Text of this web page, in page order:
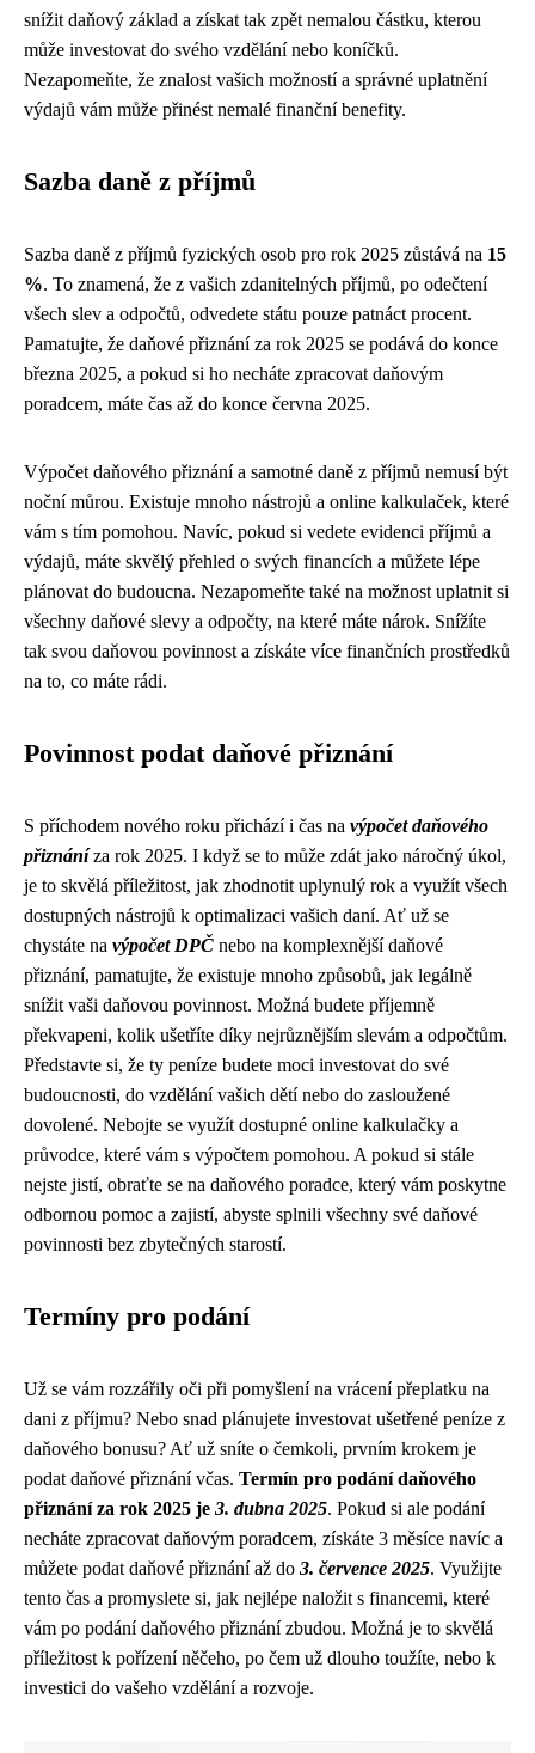
snížit daňový základ a získat tak zpět nemalou částku, kterou
může investovat do svého vzdělání nebo koníčků.
Nezapomeňte, že znalost vašich možností a správné uplatnění
výdajů vám může přinést nemalé finanční benefity.
Sazba daně z příjmů
Sazba daně z příjmů fyzických osob pro rok 2025 zůstává na 15
%. To znamená, že z vašich zdanitelných příjmů, po odečtení
všech slev a odpočtů, odvedete státu pouze patnáct procent.
Pamatujte, že daňové přiznání za rok 2025 se podává do konce
března 2025, a pokud si ho necháte zpracovat daňovým
poradcem, máte čas až do konce června 2025.
Výpočet daňového přiznání a samotné daně z příjmů nemusí být
noční můrou. Existuje mnoho nástrojů a online kalkulaček, které
vám s tím pomohou. Navíc, pokud si vedete evidenci příjmů a
výdajů, máte skvělý přehled o svých financích a můžete lépe
plánovat do budoucna. Nezapomeňte také na možnost uplatnit si
všechny daňové slevy a odpočty, na které máte nárok. Snížíte
tak svou daňovou povinnost a získáte více finančních prostředků
na to, co máte rádi.
Povinnost podat daňové přiznání
S příchodem nového roku přichází i čas na výpočet daňového
přiznáníza rok 2025. I když se to může zdát jako náročný úkol,
je to skvělá příležitost, jak zhodnotit uplynulý rok a využít všech
dostupných nástrojů k optimalizaci vašich daní. Ať už se
chystáte na výpočet DPČ nebo na komplexnější daňové
přiznání, pamatujte, že existuje mnoho způsobů, jak legálně
snížit vaši daňovou povinnost. Možná budete příjemně
překvapeni, kolik ušetříte díky nejrůznějším slevám a odpočtům.
Představte si, že ty peníze budete moci investovat do své
budoucnosti, do vzdělání vašich dětí nebo do zasloužené
dovolené. Nebojte se využít dostupné online kalkulačky a
průvodce, které vám s výpočtem pomohou. A pokud si stále
nejste jistí, obraťte se na daňového poradce, který vám poskytne
odbornou pomoc a zajistí, abyste splnili všechny své daňové
povinnosti bez zbytečných starostí.
Termíny pro podání
Už se vám rozzářily oči při pomyšlení na vrácení přeplatku na
dani z příjmu? Nebo snad plánujete investovat ušetřené peníze z
daňového bonusu? Ať už sníte o čemkoli, prvním krokem je
podat daňové přiznání včas. Termín pro podání daňového
přiznání za rok 2025 je 3. dubna 2025. Pokud si ale podání
necháte zpracovat daňovým poradcem, získáte 3 měsíce navíc a
můžete podat daňové přiznání až do 3. července 2025. Využijte
tento čas a promyslete si, jak nejlépe naložit s financemi, které
vám po podání daňového přiznání zbudou. Možná je to skvělá
příležitost k pořízení něčeho, po čem už dlouho toužíte, nebo k
investici do vašeho vzdělání a rozvoje.